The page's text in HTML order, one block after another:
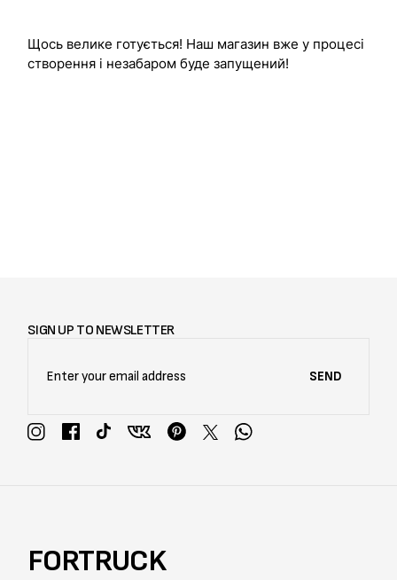
Щось велике готується! Наш магазин вже у процесі
створення і незабаром буде запущений!
SIGN UP TO NEWSLETTER
SEND
FORTRUCK